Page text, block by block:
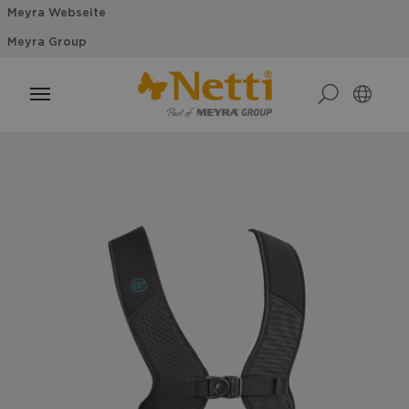
Meyra Webseite
Meyra Group